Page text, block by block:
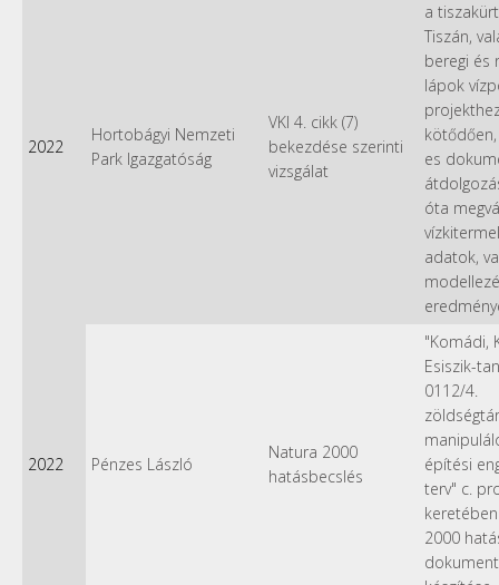
2022
Hortobágyi Nemzeti
Park Igazgatóság
VKI 4. cikk (7)
bekezdése szerinti
vizsgálat
a
Tiszán,
beregi és
lápok
kötődően,
es
óta
adatok,
2022 Pénzes László
Natura 2000
hatásbecslés
"Komádi,
Esiszik-
0112/4.
építési
terv" c.
2000